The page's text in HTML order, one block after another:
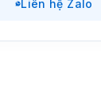
Liên hệ Zalo